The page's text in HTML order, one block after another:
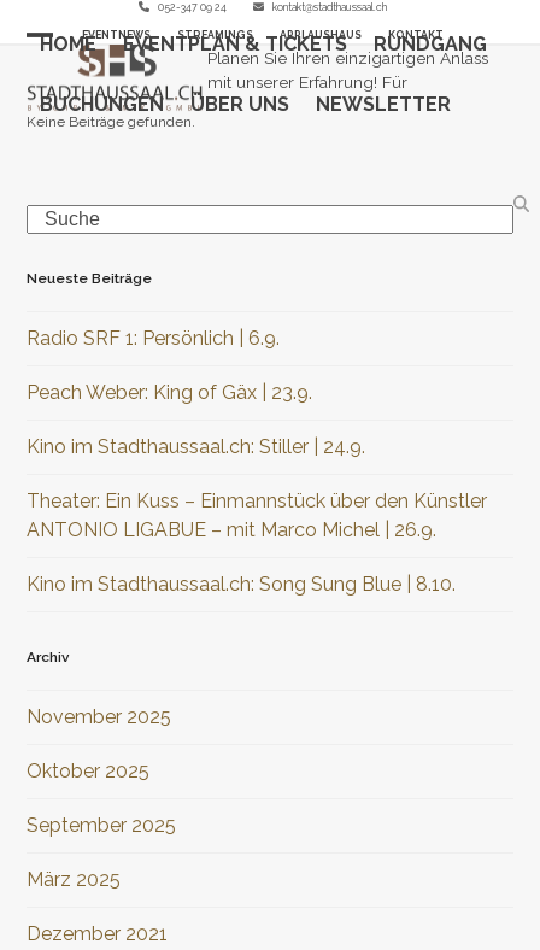
052-347 09 24 kontakt@stadthaussaal.ch
EVENTNEWS STREAMINGS APPLAUSHAUS KONTAKT
HOME EVENTPLAN & TICKETS RUNDGANG
BUCHUNGEN ÜBER UNS NEWSLETTER
Open
mobile
Close
mobile
Keine Beiträge gefunden.
Search
Neueste Beiträge
Radio SRF 1: Persönlich | 6.9.
Peach Weber: King of Gäx | 23.9.
Kino im Stadthaussaal.ch: Stiller | 24.9.
Theater: Ein Kuss – Einmannstück über den Künstler
ANTONIO LIGABUE – mit Marco Michel | 26.9.
Kino im Stadthaussaal.ch: Song Sung Blue | 8.10.
Archiv
November 2025
Oktober 2025
September 2025
März 2025
Dezember 2021
Planen Sie Ihren einzigartigen Anlass
mit unserer Erfahrung! Für